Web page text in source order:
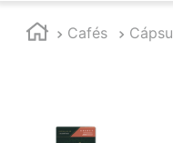
Cafés